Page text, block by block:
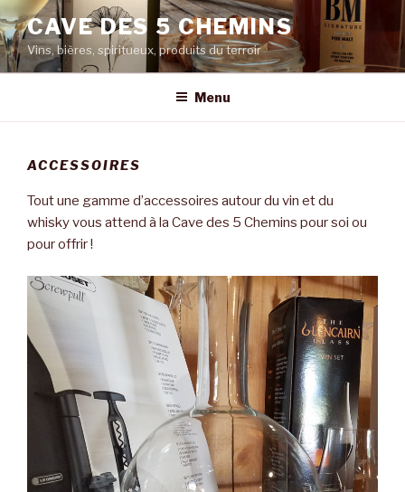
Aller
au
contenu
principal
CAVE DES 5 CHEMINS
Vins, bières, spiritueux, produits du terroir
Menu
ACCESSOIRES
Tout une gamme d’accessoires autour du vin et du
whisky vous attend à la Cave des 5 Chemins pour soi ou
pour offrir !